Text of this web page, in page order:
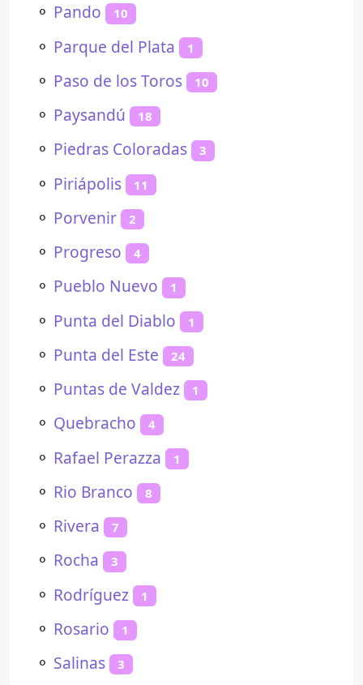
⚬ Pando 10
⚬ Parque del Plata 1
⚬ Paso de los Toros 10
⚬ Paysandú 18
⚬ Piedras Coloradas 3
⚬ Piriápolis 11
⚬ Porvenir 2
⚬ Progreso 4
⚬ Pueblo Nuevo 1
⚬ Punta del Diablo 1
⚬ Punta del Este 24
⚬ Puntas de Valdez 1
⚬ Quebracho 4
⚬ Rafael Perazza 1
⚬ Rio Branco 8
⚬ Rivera 7
⚬ Rocha 3
⚬ Rodríguez 1
⚬ Rosario 1
⚬ Salinas 3